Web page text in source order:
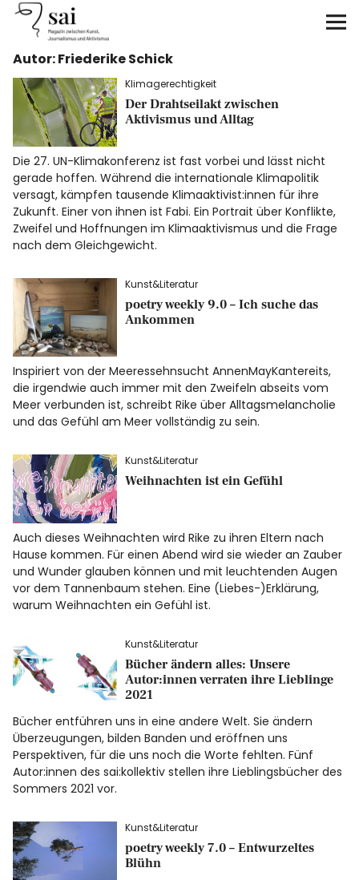
sai
Unterstützen
Klimagerechtigkeit
Antirassismus
Feminismen
Kunst&Literatur
Generation XYZ
Über uns
FacebookInstagram
Info
Autor: Friederike Schick
Klimagerechtigkeit
Der Drahtseilakt zwischen
Aktivismus und Alltag
Die 27. UN-Klimakonferenz ist fast vorbei und lässt nicht
gerade hoffen. Während die internationale Klimapolitik
versagt, kämpfen tausende Klimaaktivist:innen für ihre
Zukunft. Einer von ihnen ist Fabi. Ein Portrait über Konflikte,
Zweifel und Hoffnungen im Klimaaktivismus und die Frage
nach dem Gleichgewicht.
Kunst&Literatur
poetry weekly 9.0 – Ich suche das
Ankommen
Inspiriert von der Meeressehnsucht AnnenMayKantereits,
die irgendwie auch immer mit den Zweifeln abseits vom
Meer verbunden ist, schreibt Rike über Alltagsmelancholie
und das Gefühl am Meer vollständig zu sein.
Kunst&Literatur
Weihnachten ist ein Gefühl
Auch dieses Weihnachten wird Rike zu ihren Eltern nach
Hause kommen. Für einen Abend wird sie wieder an Zauber
und Wunder glauben können und mit leuchtenden Augen
vor dem Tannenbaum stehen. Eine (Liebes-)Erklärung,
warum Weihnachten ein Gefühl ist.
Kunst&Literatur
Bücher ändern alles: Unsere
Autor:innen verraten ihre Lieblinge
2021
Bücher entführen uns in eine andere Welt. Sie ändern
Überzeugungen, bilden Banden und eröffnen uns
Perspektiven, für die uns noch die Worte fehlten. Fünf
Autor:innen des sai:kollektiv stellen ihre Lieblingsbücher des
Sommers 2021 vor.
Kunst&Literatur
poetry weekly 7.0 – Entwurzeltes
Blühn